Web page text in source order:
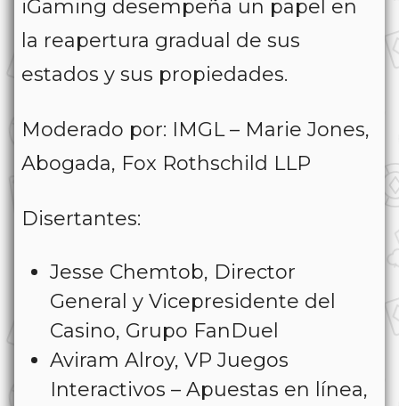
iGaming desempeña un papel en
la reapertura gradual de sus
estados y sus propiedades.
Moderado por: IMGL – Marie Jones,
Abogada, Fox Rothschild LLP
Disertantes:
Jesse Chemtob, Director
General y Vicepresidente del
Casino, Grupo FanDuel
Aviram Alroy, VP Juegos
Interactivos – Apuestas en línea,